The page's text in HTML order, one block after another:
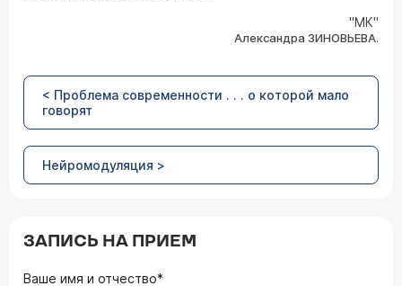
"МК"
Александра ЗИНОВЬЕВА.
< Проблема современности . . . о которой мало
говорят
Нейромодуляция >
ЗАПИСЬ НА ПРИЕМ
Ваше имя и отчество*